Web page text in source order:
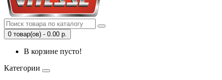
0 товар(ов) - 0.00 р.
В корзине пусто!
Категории